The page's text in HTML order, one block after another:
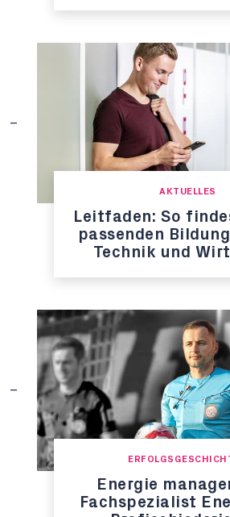
AKTUELLES
Leitfaden: So
passenden
Technik und
Energie
Fachspezialist